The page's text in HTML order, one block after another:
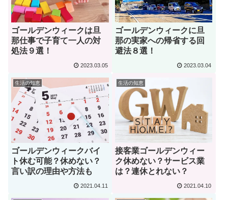
ゴールデンウィークは旦
那仕事で子育て一人の対
処法９選！
2023.03.05
ゴールデンウィークに旦
那の実家への帰省する回
避法８選！
2023.03.04
生活の知恵
ゴールデンウィークバイ
ト休む可能？休めない？
言い訳の理由や方法も
2021.04.11
生活の知恵
接客業ゴールデンウィー
ク休めない？サービス業
は？連休とれない？
2021.04.10